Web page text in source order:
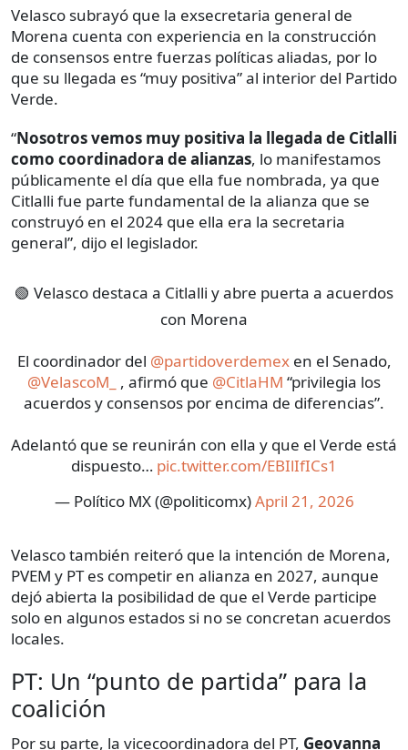
Velasco subrayó que la exsecretaria general de
Morena cuenta con experiencia en la construcción
de consensos entre fuerzas políticas aliadas, por lo
que su llegada es “muy positiva” al interior del Partido
Verde.
“Nosotros vemos muy positiva la llegada de Citlalli
como coordinadora de alianzas, lo manifestamos
públicamente el día que ella fue nombrada, ya que
Citlalli fue parte fundamental de la alianza que se
construyó en el 2024 que ella era la secretaria
general”, dijo el legislador.
🟢 Velasco destaca a Citlalli y abre puerta a acuerdos
con Morena
El coordinador del @partidoverdemexen el Senado,
@VelascoM_
, afirmó que @CitlaHM “privilegia los
acuerdos y consensos por encima de diferencias”.
Adelantó que se reunirán con ella y que el Verde está
dispuesto… pic.twitter.com/EBIlIfICs1
— Político MX (@politicomx)April 21, 2026
Velasco también reiteró que la intención de Morena,
PVEM y PT es competir en alianza en 2027, aunque
dejó abierta la posibilidad de que el Verde participe
solo en algunos estados si no se concretan acuerdos
locales.
PT: Un “punto de partida” para la
coalición
Por su parte, la vicecoordinadora del PT, Geovanna